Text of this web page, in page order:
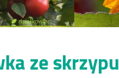
ze skrzypu